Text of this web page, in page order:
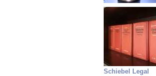
Schiebel Legal